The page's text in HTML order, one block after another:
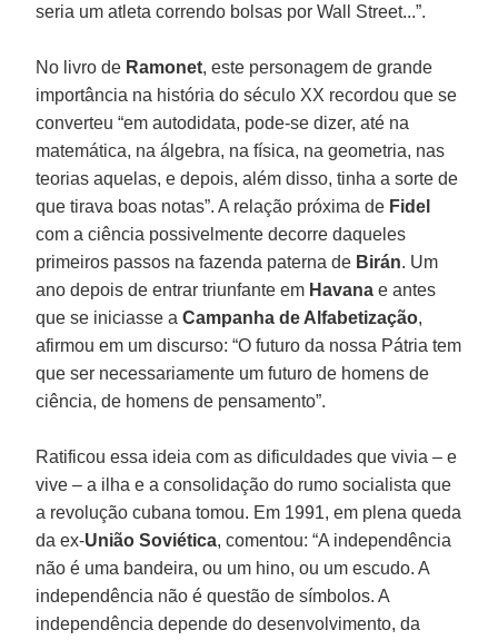
seria um atleta correndo bolsas por Wall Street...”.
No livro de Ramonet, este personagem de grande
importância na história do século XX recordou que se
converteu “em autodidata, pode-se dizer, até na
matemática, na álgebra, na física, na geometria, nas
teorias aquelas, e depois, além disso, tinha a sorte de
que tirava boas notas”. A relação próxima de Fidel
com a ciência possivelmente decorre daqueles
primeiros passos na fazenda paterna de Birán. Um
ano depois de entrar triunfante em Havana e antes
que se iniciasse aCampanha de Alfabetização,
afirmou em um discurso: “O futuro da nossa Pátria tem
que ser necessariamente um futuro de homens de
ciência, de homens de pensamento”.
Ratificou essa ideia com as dificuldades que vivia – e
vive – a ilha e a consolidação do rumo socialista que
a revolução cubana tomou. Em 1991, em plena queda
da ex-União Soviética, comentou: “A independência
não é uma bandeira, ou um hino, ou um escudo. A
independência não é questão de símbolos. A
independência depende do desenvolvimento, da